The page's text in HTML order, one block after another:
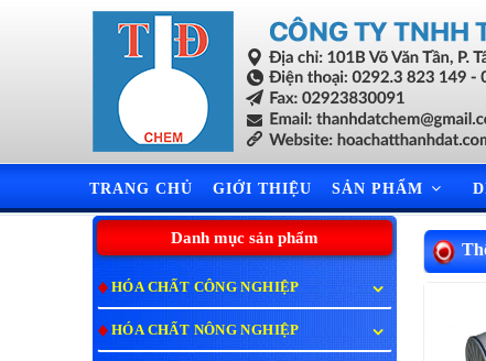
TRANG CHỦ GIỚI THIỆU SẢN PHẨM
Danh mục sản phẩm
HÓA CHẤT CÔNG NGHIỆP
HÓA CHẤT NÔNG NGHIỆP